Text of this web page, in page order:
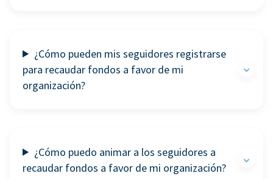
¿Cómo pueden mis seguidores registrarse
para recaudar fondos a favor de mi
organización?
¿Cómo puedo animar a los seguidores a
recaudar fondos a favor de mi organización?